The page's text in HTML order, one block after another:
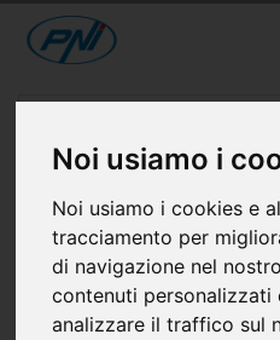
Noi usiamo i
Noi usiamo i cookies e
tracciamento per
di navigazione nel
contenuti personalizzati
analizzare il traffico sul
Salta
al
contenuto
Vai
immagini